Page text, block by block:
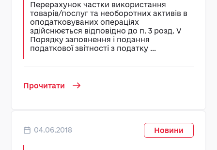
Перерахунок частки використання
товарів/послуг та необоротних активів в
оподатковуваних операціях
здійснюється відповідно до п. 3 розд. V
Порядку заповнення і подання
податкової звітності з податку ...
Прочитати
04.06.2018 Новини